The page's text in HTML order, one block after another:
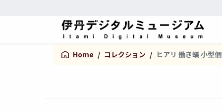
Home / コレクション / ヒアリ 働き蟻 小型